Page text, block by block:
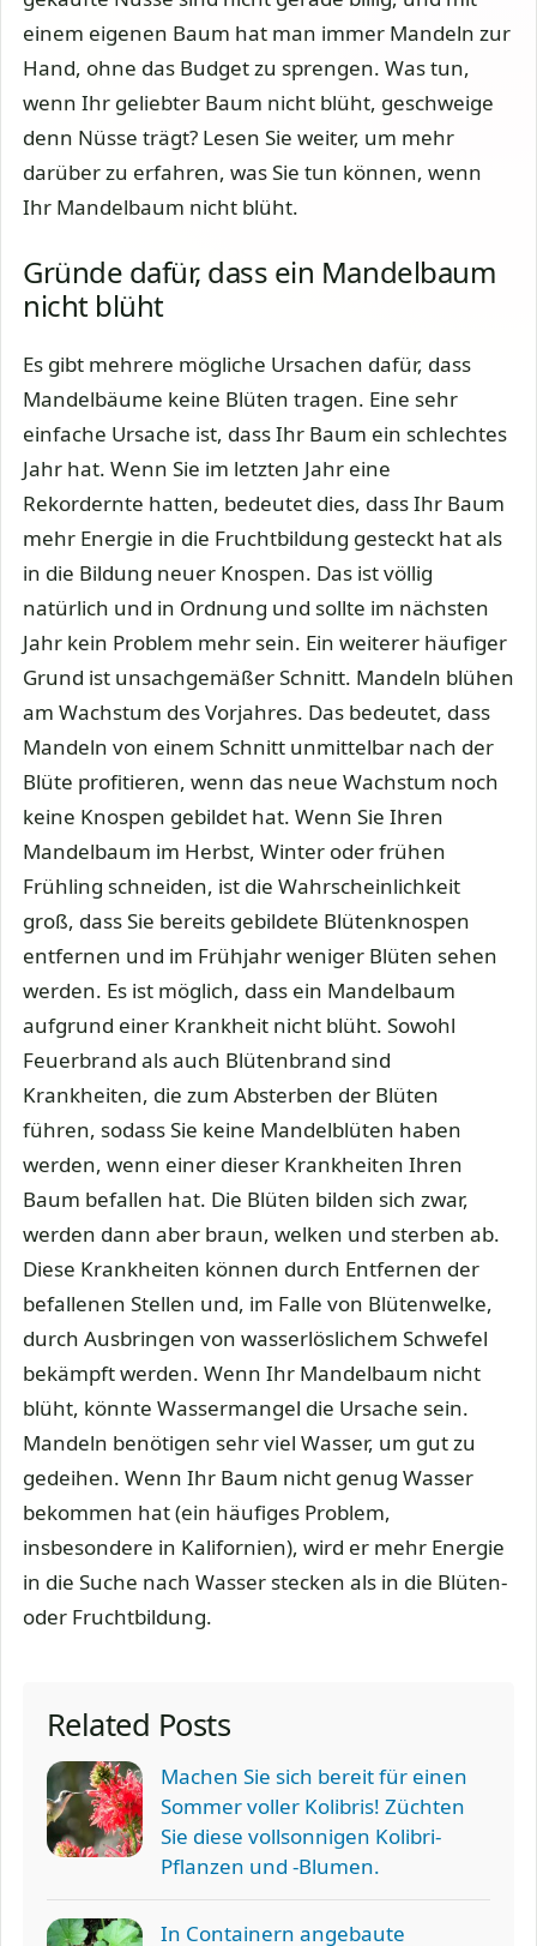
einem eigenen Baum hat man immer Mandeln zur
Hand, ohne das Budget zu sprengen. Was tun,
wenn Ihr geliebter Baum nicht blüht, geschweige
denn Nüsse trägt? Lesen Sie weiter, um mehr
darüber zu erfahren, was Sie tun können, wenn
Ihr Mandelbaum nicht blüht.
Gründe dafür, dass ein Mandelbaum
nicht blüht
Es gibt mehrere mögliche Ursachen dafür, dass
Mandelbäume keine Blüten tragen. Eine sehr
einfache Ursache ist, dass Ihr Baum ein schlechtes
Jahr hat. Wenn Sie im letzten Jahr eine
Rekordernte hatten, bedeutet dies, dass Ihr Baum
mehr Energie in die Fruchtbildung gesteckt hat als
in die Bildung neuer Knospen. Das ist völlig
natürlich und in Ordnung und sollte im nächsten
Jahr kein Problem mehr sein. Ein weiterer häufiger
Grund ist unsachgemäßer Schnitt. Mandeln blühen
am Wachstum des Vorjahres. Das bedeutet, dass
Mandeln von einem Schnitt unmittelbar nach der
Blüte profitieren, wenn das neue Wachstum noch
keine Knospen gebildet hat. Wenn Sie Ihren
Mandelbaum im Herbst, Winter oder frühen
Frühling schneiden, ist die Wahrscheinlichkeit
groß, dass Sie bereits gebildete Blütenknospen
entfernen und im Frühjahr weniger Blüten sehen
werden. Es ist möglich, dass ein Mandelbaum
aufgrund einer Krankheit nicht blüht. Sowohl
Feuerbrand als auch Blütenbrand sind
Krankheiten, die zum Absterben der Blüten
führen, sodass Sie keine Mandelblüten haben
werden, wenn einer dieser Krankheiten Ihren
Baum befallen hat. Die Blüten bilden sich zwar,
werden dann aber braun, welken und sterben ab.
Diese Krankheiten können durch Entfernen der
befallenen Stellen und, im Falle von Blütenwelke,
durch Ausbringen von wasserlöslichem Schwefel
bekämpft werden. Wenn Ihr Mandelbaum nicht
blüht, könnte Wassermangel die Ursache sein.
Mandeln benötigen sehr viel Wasser, um gut zu
gedeihen. Wenn Ihr Baum nicht genug Wasser
bekommen hat (ein häufiges Problem,
insbesondere in Kalifornien), wird er mehr Energie
in die Suche nach Wasser stecken als in die Blüten-
oder Fruchtbildung.
Related Posts
Machen Sie sich bereit für einen
Sommer voller Kolibris! Züchten
Sie diese vollsonnigen Kolibri-
Pflanzen und -Blumen.
In Containern angebaute